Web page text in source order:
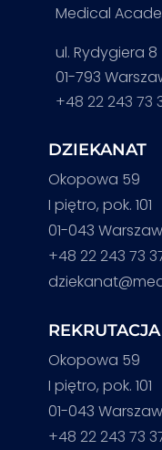
Medical
ul. Rydygiera 8
01-793
+48 22 243 73
DZIEKANAT
Okopowa 59
I piętro, pok. 101
01-043
+48 22 243 73
REKRUTACJA
Okopowa 59
I piętro, pok. 101
01-043
+48 22 243 73